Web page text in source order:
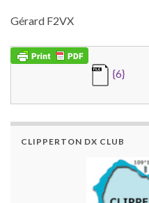
Gérard F2VX
{6}
CLIPPERTON DX CLUB